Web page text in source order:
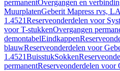
permanentOvergangen en
MuurplatenGeberit Mapress rvs,
1.4521Reserveonderdelen voor
voor T-stukkenOvergangen
demontabelEindkappen
blauwReserveonderdelen voor
1.4521BuisstukSokken
permanentReserveonderdelen voor